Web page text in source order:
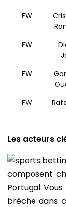
FW
FW
FW
FW
Les acteurs
composent
Portugal.
brèche dans